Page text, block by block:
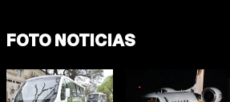
FOTO NOTICIAS